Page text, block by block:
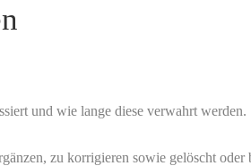
und wie lange diese verwahrt werden.
zu korrigieren sowie gelöscht oder